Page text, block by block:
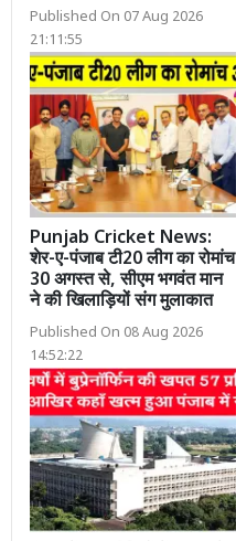
Published On 07 Aug 2026
21:11:55
Punjab Cricket News:
शेर-ए-पंजाब टी20 लीग का रोमांच
30 अगस्त से, सीएम भगवंत मान
ने की खिलाड़ियों संग मुलाकात
Published On 08 Aug 2026
14:52:22